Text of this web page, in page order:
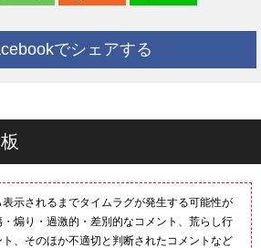
でシェアする
示されるまでタイムラグが発生する可能性が
煽り・過激的・差別的なコメント、荒らし行
、そのほか不適切と判断されたコメントなど